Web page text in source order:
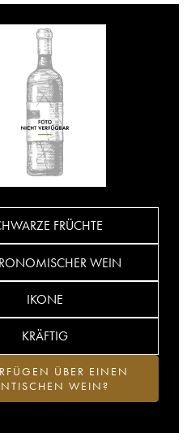
FRÜCHTE
WEIN
IKONE
KRÄFTIG
ÜBER EINEN
WEIN?